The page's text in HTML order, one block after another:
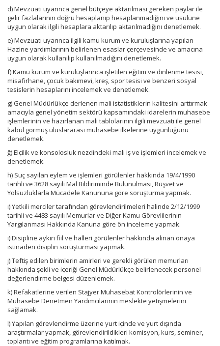
d) Mevzuatı uyarınca genel bütçeye aktarılması gereken paylar ile
gelir fazlalarının doğru hesaplanıp hesaplanmadığını ve usulüne
uygun olarak ilgili hesaplara aktarılıp aktarılmadığını denetlemek.
e) Mevzuatı uyarınca ilgili kamu kurum ve kuruluşlarına yapılan
Hazine yardımlarının belirlenen esaslar çerçevesinde ve amacına
uygun olarak kullanılıp kullanılmadığını denetlemek.
f) Kamu kurum ve kuruluşlarınca işletilen eğitim ve dinlenme tesisi,
misafirhane, çocuk bakımevi, kreş, spor tesisi ve benzeri sosyal
tesislerin hesaplarını incelemek ve denetlemek.
g) Genel Müdürlükçe derlenen mali istatistiklerin kalitesini arttırmak
amacıyla genel yönetim sektörü kapsamındaki idarelerin muhasebe
işlemlerinin ve hazırlanan mali tablolarının ilgili mevzuatı ile genel
kabul görmüş uluslararası muhasebe ilkelerine uygunluğunu
denetlemek.
ğ) Elçilik ve konsolosluk nezdindeki mali iş ve işlemleri incelemek ve
denetlemek.
h) Suç sayılan eylem ve işlemleri görülenler hakkında 19/4/1990
tarihli ve 3628 sayılı Mal Bildiriminde Bulunulması, Rüşvet ve
Yolsuzluklarla Mücadele Kanununa göre soruşturma yapmak.
ı) Yetkili merciler tarafından görevlendirilmeleri halinde 2/12/1999
tarihli ve 4483 sayılı Memurlar ve Diğer Kamu Görevlilerinin
Yargılanması Hakkında Kanuna göre ön inceleme yapmak.
i) Disipline aykırı fiil ve halleri görülenler hakkında alınan onaya
istinaden disiplin soruşturması yapmak.
j) Teftiş edilen birimlerin amirleri ve gerekli görülen memurları
hakkında şekli ve içeriği Genel Müdürlükçe belirlenecek personel
değerlendirme belgesi düzenlemek.
k) Refakatlerine verilen Stajyer Muhasebat Kontrolörlerinin ve
Muhasebe Denetmen Yardımcılarının meslekte yetişmelerini
sağlamak.
l) Yapılan görevlendirme üzerine yurt içinde ve yurt dışında
araştırmalar yapmak, görevlendirildikleri komisyon, kurs, seminer,
toplantı ve eğitim programlarına katılmak.